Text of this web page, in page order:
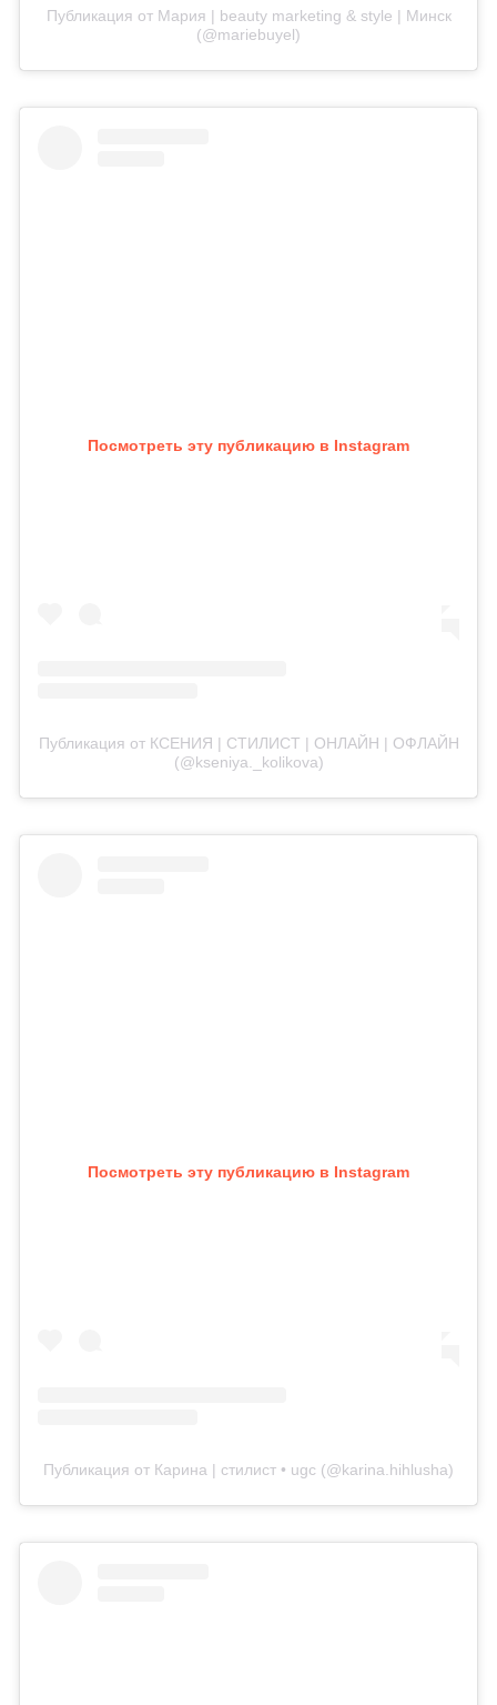
Публикация от Мария | beauty marketing & style | Минск
(@mariebuyel)
Посмотреть эту публикацию в Instagram
Публикация от КСЕНИЯ | СТИЛИСТ | ОНЛАЙН | ОФЛАЙН
(@kseniya._kolikova)
Посмотреть эту публикацию в Instagram
Публикация от Карина | стилист • ugc (@karina.hihlusha)